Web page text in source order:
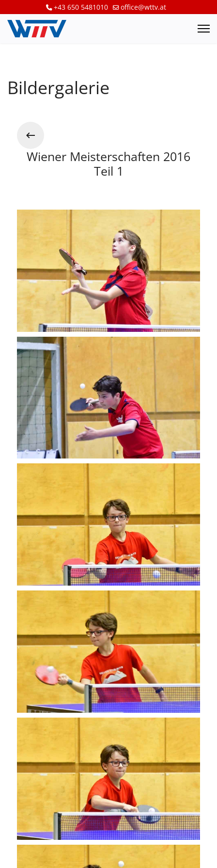
+43 650 5481010 office@wttv.at
Bildergalerie
Wiener Meisterschaften 2016
Teil 1